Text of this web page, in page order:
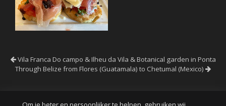
Vila Franca Do campo & Ilheu da Vila & Botanical garden in Ponta
Through Belize from Flores (Guatamala) to Chetumal (Mexico)